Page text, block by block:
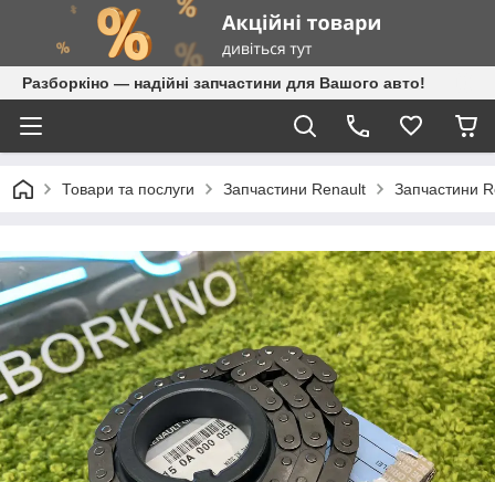
Разборкіно — надійні запчастини для Вашого авто!
Товари та послуги Запчастини Renault Запчастини